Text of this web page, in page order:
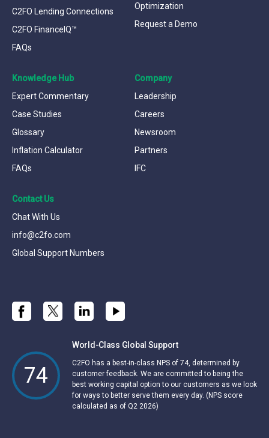
C2FO Lending Connections
C2FO FinanceIQ™
FAQs
Optimization
Request a Demo
Knowledge Hub
Expert Commentary
Case Studies
Glossary
Inflation Calculator
FAQs
Company
Leadership
Careers
Newsroom
Partners
IFC
Contact Us
Chat With Us
info@c2fo.com
Global Support Numbers
74
World-Class Global Support
C2FO has a best-in-class NPS of 74, determined by
customer feedback. We are committed to being the
best working capital option to our customers as we look
for ways to better serve them every day. (NPS score
calculated as of Q2 2026)